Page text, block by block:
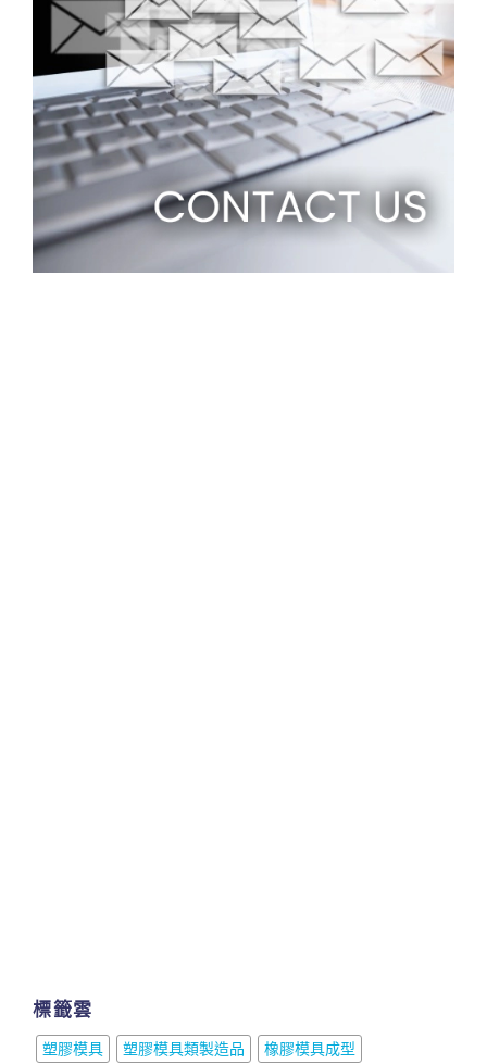
標籤雲
塑膠模具 塑膠模具類製造品 橡膠模具成型